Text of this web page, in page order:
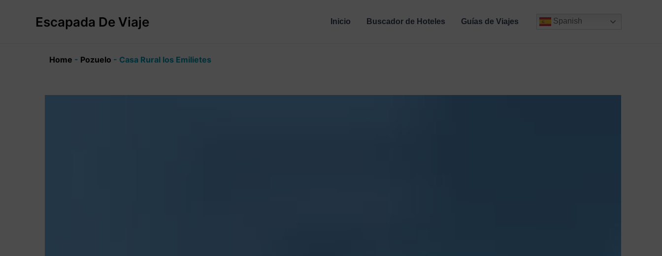
Escapada De Viaje Inicio Buscador de Hoteles Guías de Viajes Spanish
Home - Pozuelo - Casa Rural los Emilietes